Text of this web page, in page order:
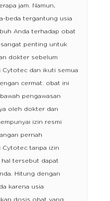
jam. Namun,
beda tergantung usia
Anda terhadap obat
penting untuk
dokter sebelum
Cytotec dan ikuti semua
cermat. obat ini
pengawasan
oleh dokter dan
izin resmi
pernah
Cytotec tanpa izin
hal tersebut dapat
Hitung dengan
karena usia
dosis obat yang